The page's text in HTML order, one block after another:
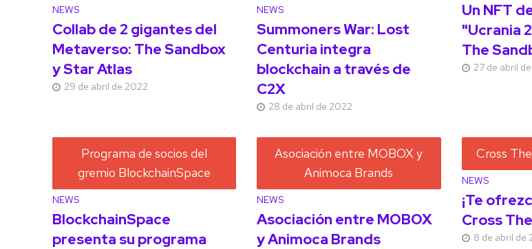
NEWS
Collab de 2 gigantes del
Metaverso: The Sandbox
y Star Atlas
29 de abril de 2022
NEWS
Summoners War: Lost
Centuria integra
blockchain a través de
C2X
28 de abril de 2022
Un NFT
"Ucrania
The
27 de abril
NEWS
BlockchainSpace
presenta su programa
NEWS
Asociación entre MOBOX
y Animoca Brands
NEWS
¡Te
Cross
8 de abril de